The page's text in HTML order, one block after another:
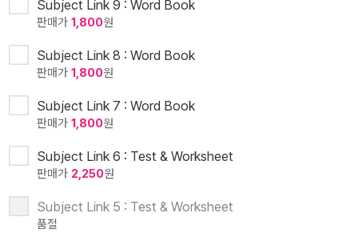
Subject Link 9 : Word Book
판매가 1,800원
Subject Link 8 : Word Book
판매가 1,800원
Subject Link 7 : Word Book
판매가 1,800원
Subject Link 6 : Test & Worksheet
판매가 2,250원
Subject Link 5 : Test & Worksheet
품절